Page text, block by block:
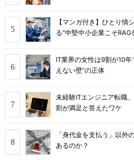
【マンガ付き】ひとり情
る”中堅中小企業こそRAG
IT業界の女性は9割が10
えない壁”の正体
未経験ITエンジニア転職
割が満足と答えたワケ
「身代金を支払う」以外
あるのか？